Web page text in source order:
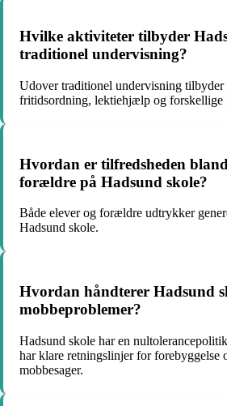
Hvilke aktiviteter tilbyder
traditionel undervisning?
Udover traditionel undervisning tilbyder
fritidsordning, lektiehjælp og forskellige
Hvordan er tilfredsheden
forældre på Hadsund skole?
Både elever og forældre udtrykker
Hadsund skole.
Hvordan håndterer Hadsund
mobbeproblemer?
Hadsund skole har en
har klare retningslinjer for forebyggelse
mobbesager.